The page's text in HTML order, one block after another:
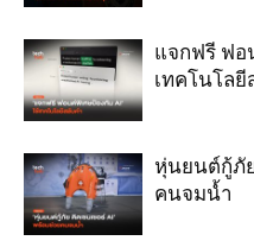
แจกฟรี ฟอ
เทคโนโลยี
หุ่นยนต์กู้ภั
คนจมน้ำ